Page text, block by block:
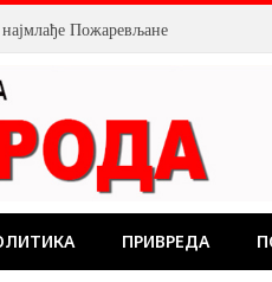
Пожаревљане
ПРИВРЕДА